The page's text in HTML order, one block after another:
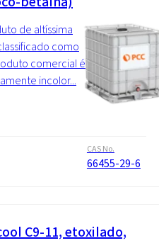
de altíssima
como
comercial é
incolor...
CAS No.
66455-29-6
C9-11, etoxilado,